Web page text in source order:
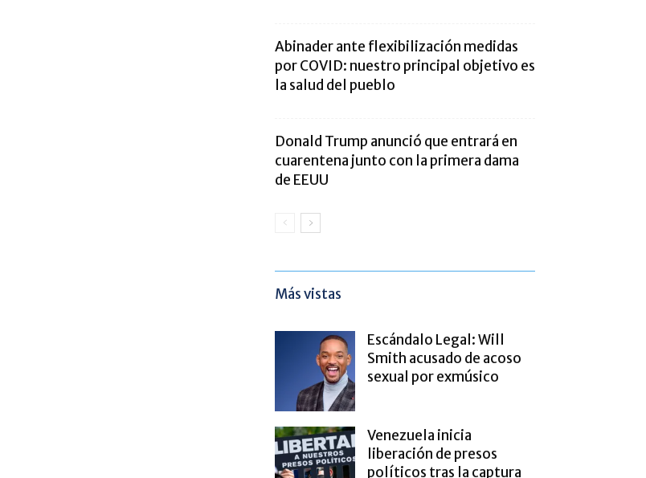
Abinader ante flexibilización medidas
por COVID: nuestro principal objetivo es
la salud del pueblo
Donald Trump anunció que entrará en
cuarentena junto con la primera dama
de EEUU
Más vistas
Escándalo Legal: Will
Smith acusado de acoso
sexual por exmúsico
Venezuela inicia
liberación de presos
políticos tras la captura